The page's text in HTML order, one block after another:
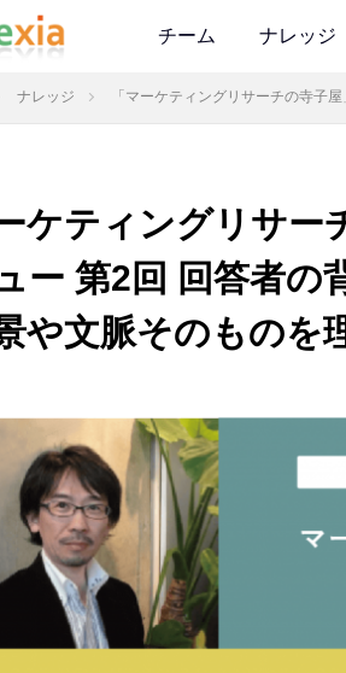
チーム ナレッジ
ナレッジ 「マーケティングリサーチの寺子
ケティングリサ
ー 第2回 回答者の
や文脈そのものを